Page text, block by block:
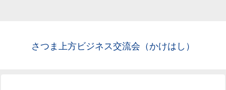
さつま上方ビジネス交流会（かけはし）